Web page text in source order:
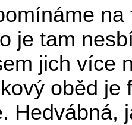
je tam
jich více
oběd je
Hedvábná,